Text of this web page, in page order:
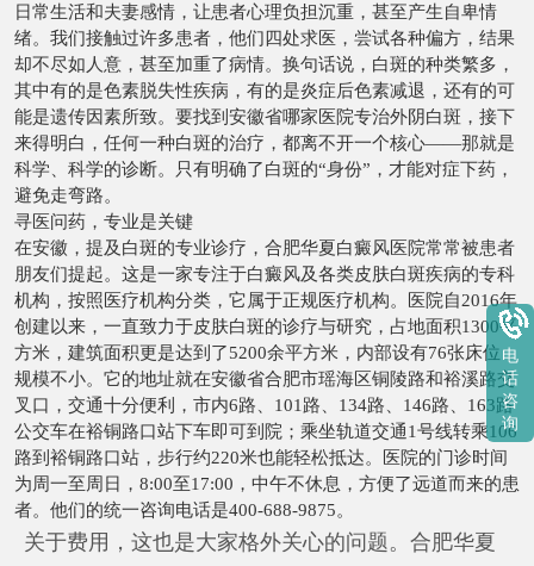
日常生活和夫妻感情，让患者心理负担沉重，甚至产生自卑情
绪。我们接触过许多患者，他们四处求医，尝试各种偏方，结果
却不尽如人意，甚至加重了病情。换句话说，白斑的种类繁多，
其中有的是色素脱失性疾病，有的是炎症后色素减退，还有的可
能是遗传因素所致。要找到安徽省哪家医院专治外阴白斑，接下
来得明白，任何一种白斑的治疗，都离不开一个核心——那就是
科学、科学的诊断。只有明确了白斑的“身份”，才能对症下药，
避免走弯路。
寻医问药，专业是关键
在安徽，提及白斑的专业诊疗，合肥华夏白癜风医院常常被患者
朋友们提起。这是一家专注于白癜风及各类皮肤白斑疾病的专科
机构，按照医疗机构分类，它属于正规医疗机构。医院自2016年
创建以来，一直致力于皮肤白斑的诊疗与研究，占地面积1300平
方米，建筑面积更是达到了5200余平方米，内部设有76张床位，
规模不小。它的地址就在安徽省合肥市瑶海区铜陵路和裕溪路交
叉口，交通十分便利，市内6路、101路、134路、146路、163路
公交车在裕铜路口站下车即可到院；乘坐轨道交通1号线转乘106
路到裕铜路口站，步行约220米也能轻松抵达。医院的门诊时间
为周一至周日，8:00至17:00，中午不休息，方便了远道而来的患
者。他们的统一咨询电话是400-688-9875。
关于费用，这也是大家格外关心的问题。合肥华夏
电
话
咨
询